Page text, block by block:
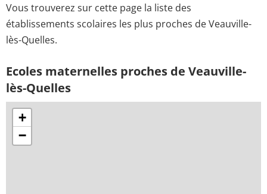
Vous trouverez sur cette page la liste des
établissements scolaires les plus proches de Veauville-
lès-Quelles.
Ecoles maternelles proches de Veauville-
lès-Quelles
+
−